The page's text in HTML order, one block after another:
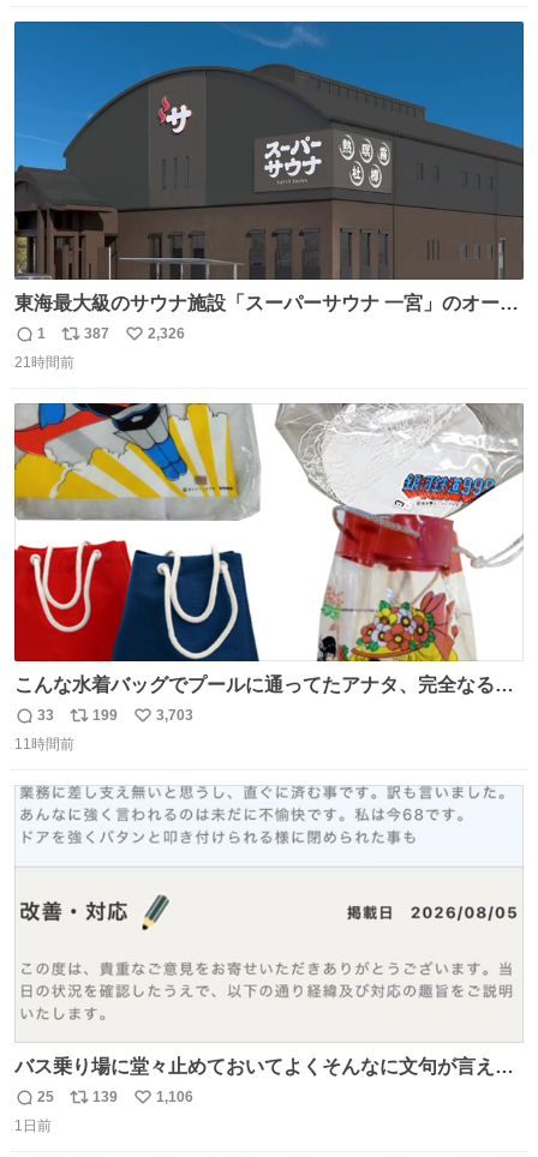
東海最大級のサウナ施設「スーパーサウナ 一宮」のオープ
ン日が2026年9月8日に決定‼️ 5種類の本格サウナや4種類の
⽔⾵呂、約50名が同時に休息できる休憩スペースなど、男
😍😍😍 ⬇️詳細ページ⬇️ supersento.com/chubu/aichi/ic…
返
信
1
リ
ポ
ト
数
387
い
数
2,326
21時間前
こんな水着バッグでプールに通ってたアナタ、完全なる同
世代（笑） #70年代 #80年代 #昭和レトロ
返
信
33
リ
ポ
ト
数
199
い
数
3,703
11時間前
バス乗り場に堂々止めておいてよくそんなに文句が言える
ね 運転士は日本人やったのなら韓国人は関係ないし、なん
なら68歳も関係ない…
返
信
25
リ
139
い
1,106
1日前